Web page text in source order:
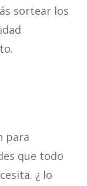
sortear los
para
que todo
¿ lo